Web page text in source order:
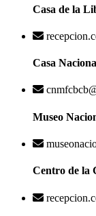
Casa de la
Casa
Museo
Centro de la